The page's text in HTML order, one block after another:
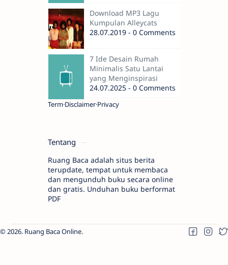
Download MP3 Lagu
Kumpulan Alleycats
28.07.2019 - 0 Comments
7 Ide Desain Rumah
Minimalis Satu Lantai
yang Menginspirasi
24.07.2025 - 0 Comments
Term Disclaimer Privacy
Tentang
Ruang Baca adalah situs berita
terupdate, tempat untuk membaca
dan mengunduh buku secara online
dan gratis. Unduhan buku berformat
PDF
2026. Ruang Baca Online.